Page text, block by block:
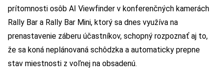
prítomnosti osôb AI Viewfinder v konferenčných kamerách
Rally Bar a Rally Bar Mini, ktorý sa dnes využíva na
prenastavenie záberu účastníkov, schopný rozpoznať aj to,
že sa koná neplánovaná schôdzka a automaticky prepne
stav miestnosti z voľnej na obsadenú.